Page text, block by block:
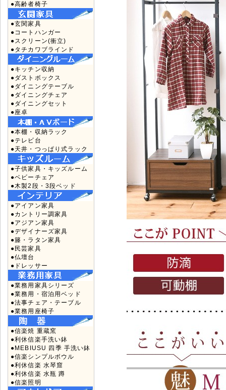
●高齢者椅子
●玄関家具
●コートハンガー
●スクリーン(衝立)
●タチカワブラインド
●キッチン収納
●ダストボックス
●ダイニングテーブル
●ダイニングチェア
●ダイニングセット
●座卓
●本棚・収納ラック
●テレビ台
●天井・つっぱり式ラック
●子供家具・キッズルーム
●ベビーチェア
●木製2段・3段ベッド
●アイアン家具
●カントリー調家具
●アジアン家具
●デザイナーズ家具
●籐・ラタン家具
●民芸家具
●仏壇台
●ドレッサー
●業務用家具シリーズ
●業務用・宿泊用ベッド
●法事チェア・テーブル
●業務用座椅子
●信楽焼 重蔵窯
●利休信楽手洗い鉢
●MEBIUSU 四季 手洗い鉢
●信楽シンプルボウル
●利休信楽 水琴窟
●利休信楽 水瓶 蹲
●信楽照明